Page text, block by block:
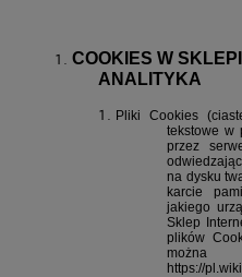
COOKIES W
ANALITYKA
Pliki Cookies
tekstowe w
przez
na dysku
karcie
jakiego
Sklep
plików
https://